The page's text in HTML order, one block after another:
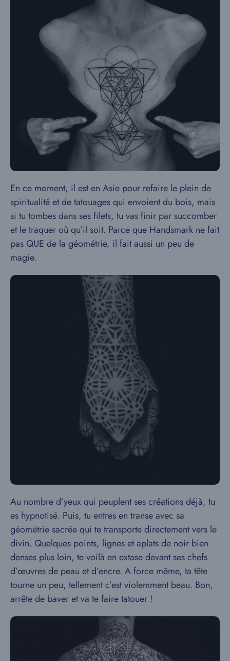
En ce moment, il est en Asie pour refaire le plein de
spiritualité et de tatouages qui envoient du bois, mais
si tu tombes dans ses filets, tu vas finir par succomber
et le traquer où qu’il soit. Parce que Handsmark ne fait
pas QUE de la géométrie, il fait aussi un peu de
magie.
Au nombre d’yeux qui peuplent ses créations déjà, tu
es hypnotisé. Puis, tu entres en transe avec sa
géométrie sacrée qui te transporte directement vers le
divin. Quelques points, lignes et aplats de noir bien
denses plus loin, te voilà en extase devant ses chefs
d’œuvres de peau et d’encre. A force même, ta tête
tourne un peu, tellement c’est violemment beau. Bon,
arrête de baver et va te faire tatouer !